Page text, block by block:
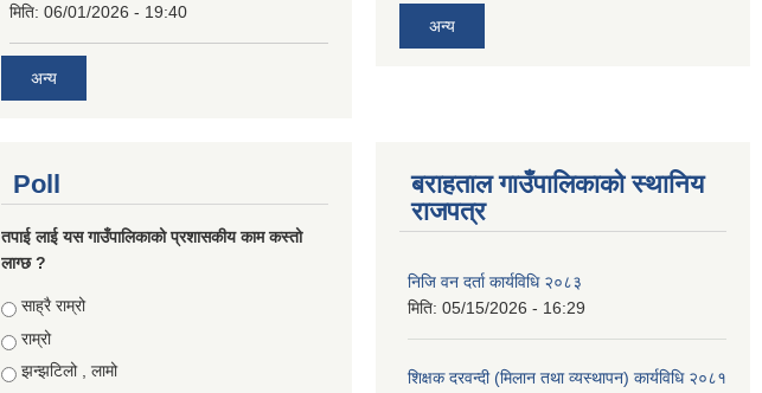
मिति: 06/01/2026 - 19:40
अन्य
अन्य
Poll
तपाई लाई यस गाउँपालिकाको प्रशासकीय काम कस्तो
लाग्छ ?
Choices
साह्रै राम्रो
राम्रो
झन्झटिलो , लामो
बराहताल गाउँपालिकाको स्थानिय
राजपत्र
निजि वन दर्ता कार्यविधि २०८३
मिति: 05/15/2026 - 16:29
शिक्षक दरवन्दी (मिलान तथा व्यस्थापन) कार्यविधि २०८१